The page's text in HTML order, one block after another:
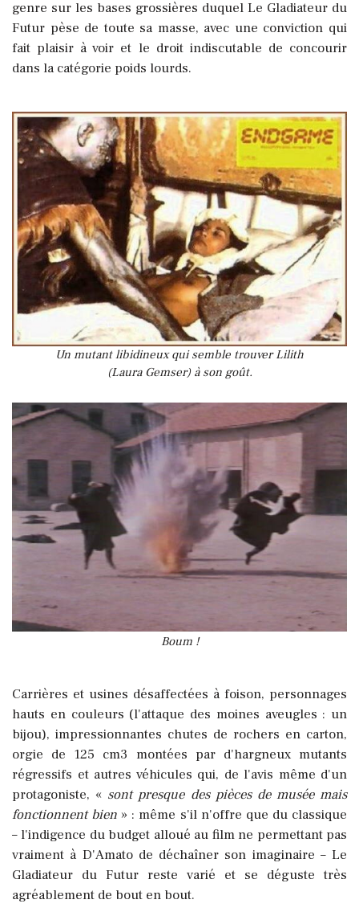
genre sur les bases grossières duquel Le Gladiateur du
Futur pèse de toute sa masse, avec une conviction qui
fait plaisir à voir et le droit indiscutable de concourir
dans la catégorie poids lourds.
Un mutant libidineux qui semble trouver Lilith
(Laura Gemser) à son goût.
Boum !
Carrières et usines désaffectées à foison, personnages
hauts en couleurs (l'attaque des moines aveugles : un
bijou), impressionnantes chutes de rochers en carton,
orgie de 125 cm3 montées par d'hargneux mutants
régressifs et autres véhicules qui, de l'avis même d'un
protagoniste, « sont presque des pièces de musée mais
fonctionnent bien » : même s'il n'offre que du classique
– l'indigence du budget alloué au film ne permettant pas
vraiment à D'Amato de déchaîner son imaginaire – Le
Gladiateur du Futur reste varié et se déguste très
agréablement de bout en bout.